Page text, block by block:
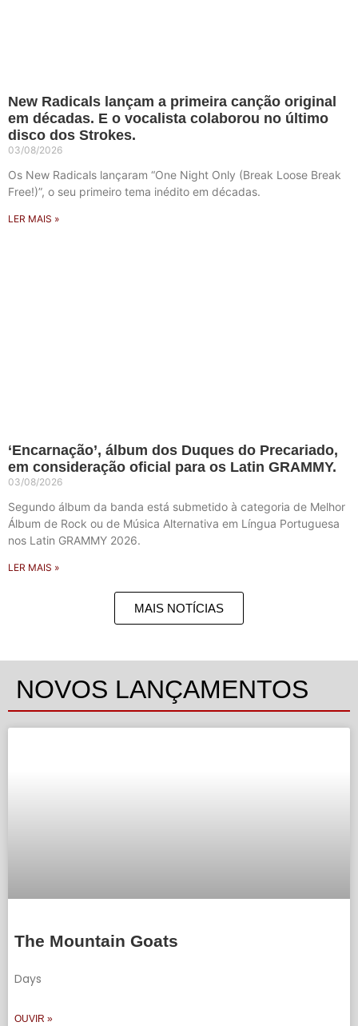
New Radicals lançam a primeira canção original
em décadas. E o vocalista colaborou no último
disco dos Strokes.
03/08/2026
Os New Radicals lançaram “One Night Only (Break Loose Break
Free!)”, o seu primeiro tema inédito em décadas.
LER MAIS »
‘Encarnação’, álbum dos Duques do Precariado,
em consideração oficial para os Latin GRAMMY.
03/08/2026
Segundo álbum da banda está submetido à categoria de Melhor
Álbum de Rock ou de Música Alternativa em Língua Portuguesa
nos Latin GRAMMY 2026.
LER MAIS »
MAIS NOTÍCIAS
NOVOS LANÇAMENTOS
The Mountain Goats
Days
OUVIR »